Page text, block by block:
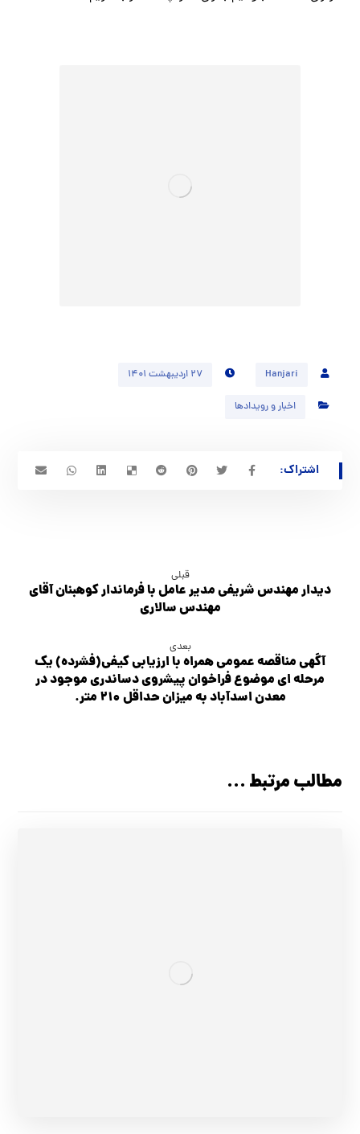
Hanjari ۲۷ اردیبهشت ۱۴۰۱
اخبار و رویدادها
قبلی
دیدار مهندس شریفی مدیر عامل با فرماندار کوهبنان آقای
مهندس سالاری
بعدی
آگهي مناقصه عمومی همراه با ارزیابی کیفی(فشرده) یک
مرحله ای موضوع فراخوان پیشروی دساندری موجود در
معدن اسدآباد به میزان حداقل ۲۱۰ متر.
مطالب مرتبط ...